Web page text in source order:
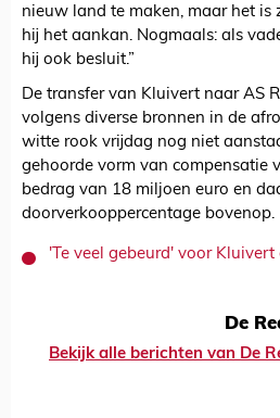
nieuw land te maken, maar het is
hij het aankan. Nogmaals: als
hij ook besluit.”
De transfer van Kluivert naar AS
volgens diverse bronnen in de
witte rook vrijdag nog niet
gehoorde vorm van compensatie
bedrag van 18 miljoen euro en
doorverkooppercentage bovenop.
'Te veel gebeurd' voor
De
Bekijk alle berichten van De